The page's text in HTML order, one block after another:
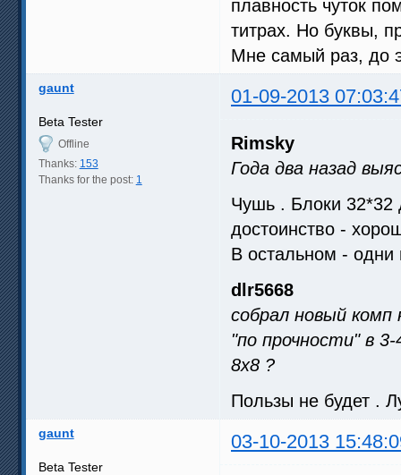
плавность чуток
титрах. Но буквы,
Мне самый раз, до
gaunt 01-09-2013
Beta Tester
Offline
Thanks: 153
Thanks for the post: 1
Rimsky
Года два назад
Чушь . Блоки 32*32
достоинство -
В остальном -
dlr5668
собрал новый комп
"по прочности" в
8х8 ?
Пользы не будет .
gaunt 03-10-2013
Beta Tester